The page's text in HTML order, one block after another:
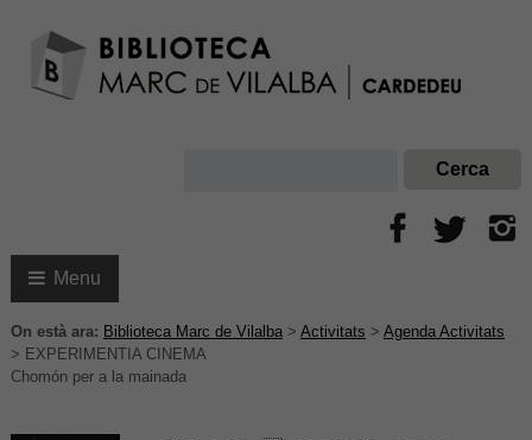
Menu
On està ara: Biblioteca Marc de Vilalba> Activitats > Agenda Activitats
> EXPERIMENTIA CINEMA
Chomón per a la mainada